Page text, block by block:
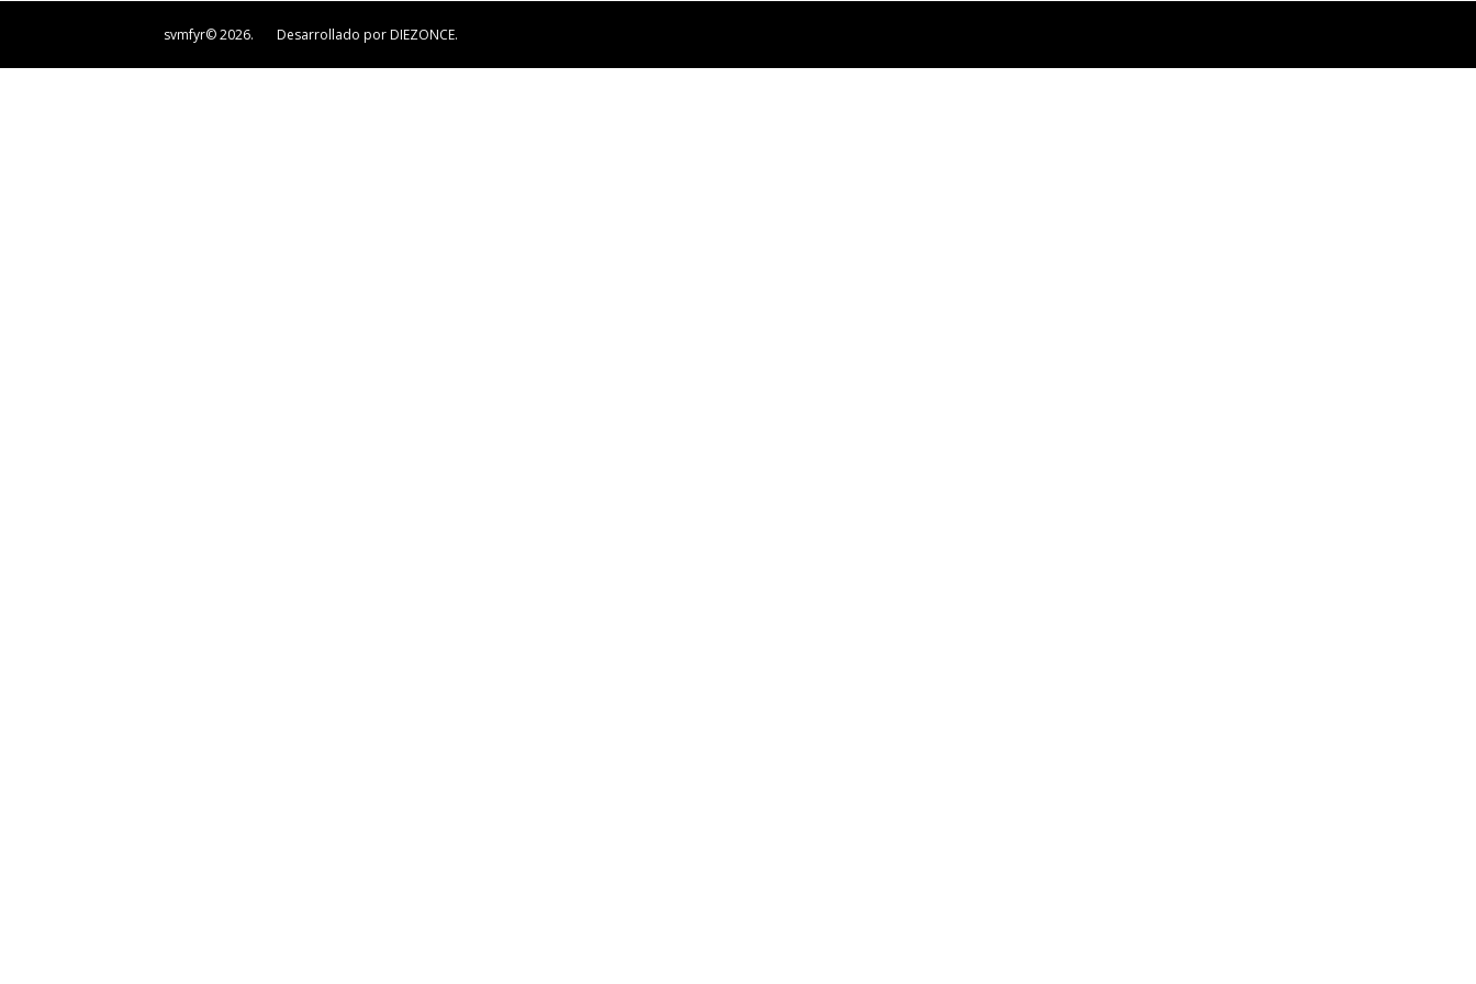
svmfyr© 2026. Desarrollado por DIEZONCE.